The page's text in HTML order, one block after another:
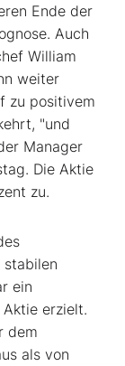
Ende der
Auch
William
weiter
zu positivem
"und
Manager
Die Aktie
zu.
stabilen
ein
erzielt.
dem
als von